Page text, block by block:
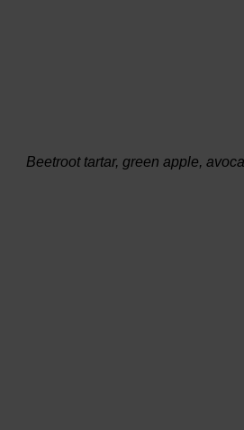
Beetroot tartar, green apple,